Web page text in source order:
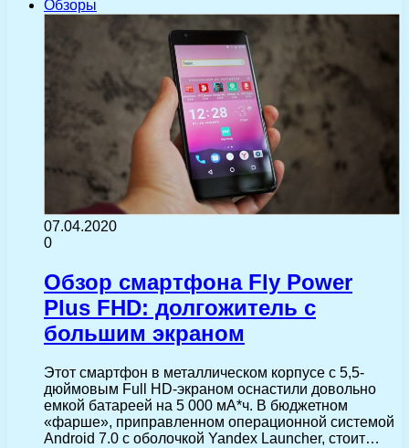
Обзоры
07.04.2020
0
Обзор смартфона Fly Power
Plus FHD: долгожитель с
большим экраном
Этот смартфон в металлическом корпусе с 5,5-
дюймовым Full HD-экраном оснастили довольно
емкой батареей на 5 000 мА*ч. В бюджетном
«фарше», приправленном операционной системой
Android 7.0 с оболочкой Yandex Launcher, стоит…